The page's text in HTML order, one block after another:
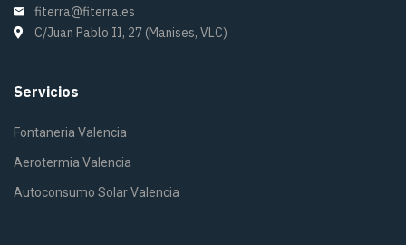
fiterra@fiterra.es
C/Juan Pablo II, 27 (Manises, VLC)
Servicios
Fontaneria Valencia
Aerotermia Valencia
Autoconsumo Solar Valencia